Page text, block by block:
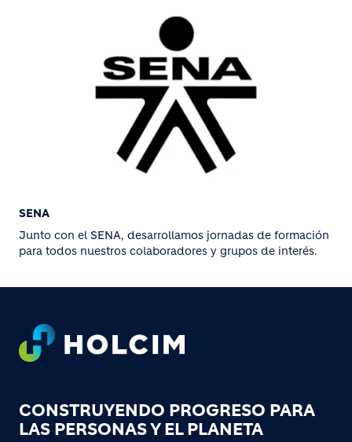
SENA
Junto con el SENA, desarrollamos jornadas de formación
para todos nuestros colaboradores y grupos de interés.
Footer
CONSTRUYENDO PROGRESO PARA
LAS PERSONAS Y EL PLANETA